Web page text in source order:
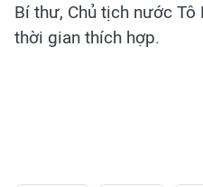
Bí thư, Chủ tịch nước
thời gian thích hợp.